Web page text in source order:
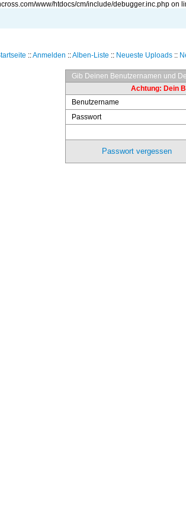
www/htdocs/cm/include/debugger.inc.php on
::Anmelden ::Alben-Liste :: Neueste Uploads::
Gib Deinen Benutzernamen und
Achtung: Dein
Benutzername
Passwort
Passwort vergessen